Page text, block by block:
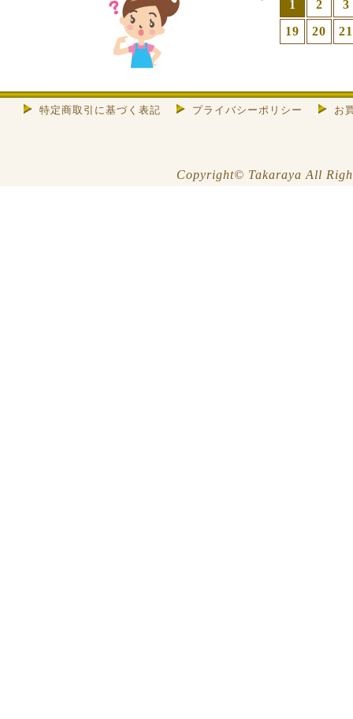
1 2
3
19
20 21
特定商取引に基づく表記 プライバシーポリシー お
Copyright© Takaraya All